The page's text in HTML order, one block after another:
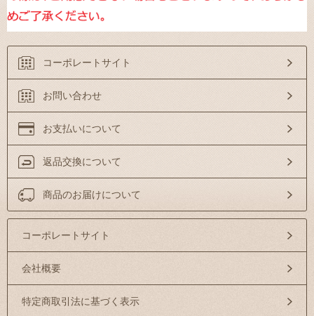
コーポレートサイト
お問い合わせ
お支払いについて
返品交換について
商品のお届けについて
コーポレートサイト
会社概要
特定商取引法に基づく表示